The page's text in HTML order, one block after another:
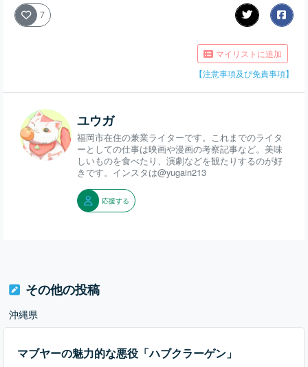
7
マイリストに追加
【注意事項及び免責事項】
ユウガ
福岡市在住の兼業ライターです。これまでのライタ
ーとしての仕事は映画や漫画の考察記事など。美味
しいものを食べたり、演劇などを観たりするのが好
きです。インスタは@yugain213
応援する
その他の投稿
沖縄県
マブヤーの魅力的な悪役「ハブクラーゲン」